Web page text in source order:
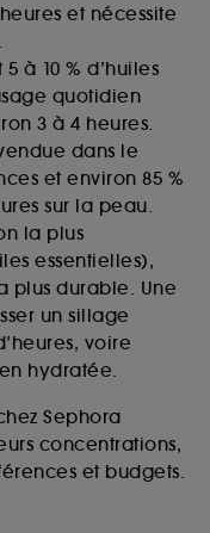
et nécessite
à 10 % d’huiles
quotidien
3 à 4 heures.
dans le
et environ 85 %
sur la peau.
la plus
essentielles),
plus durable. Une
un sillage
voire
hydratée.
Sephora
concentrations,
et budgets.